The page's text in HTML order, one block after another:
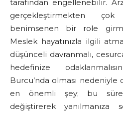
tarafından engellenebilir.
gerçekleştirmekten
benimsenen bir role
Meslek hayatınızla ilgili
düşünceli davranmalı,
hedefinize
Burcu’nda olması
en önemli şey; bu
değiştirerek